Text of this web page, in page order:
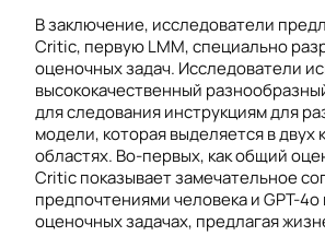
В заключение, исследователи
Critic, первую LMM, специально
оценочных задач. Исследователи
высококачественный
для следования инструкциям для
модели, которая выделяется в двух
областях. Во-первых, как общий
Critic показывает замечательное
предпочтениями человека и GPT-
оценочных задачах, предлагая